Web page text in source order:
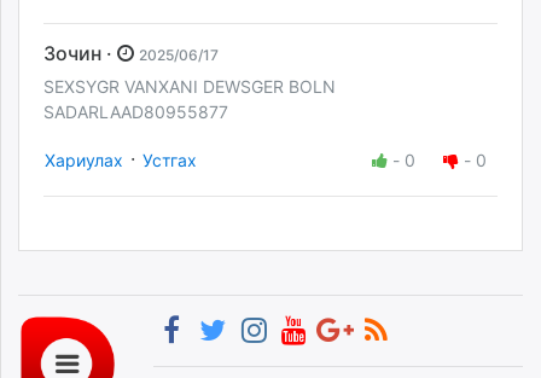
Зочин · 2025/06/17
SEXSYGR VANXANI DEWSGER BOLN
SADARLAAD80955877
Хариулах · Устгах - 0 - 0